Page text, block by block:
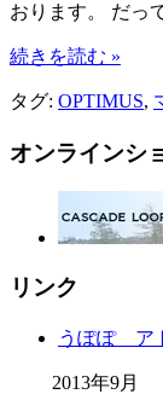
おります。 だっ
続きを読む »
タグ: OPTIMUS,
オンラインシ
リンク
うぽぽ ア
2013年9月